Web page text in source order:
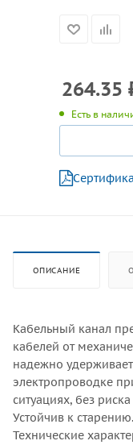
264.35
Есть в
ОПИСАНИЕ
Кабельный канал
кабелей от
надежно
электропроводке
ситуациях, без
Устойчив к старению.
Технические